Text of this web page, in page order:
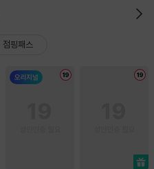
점핑패스